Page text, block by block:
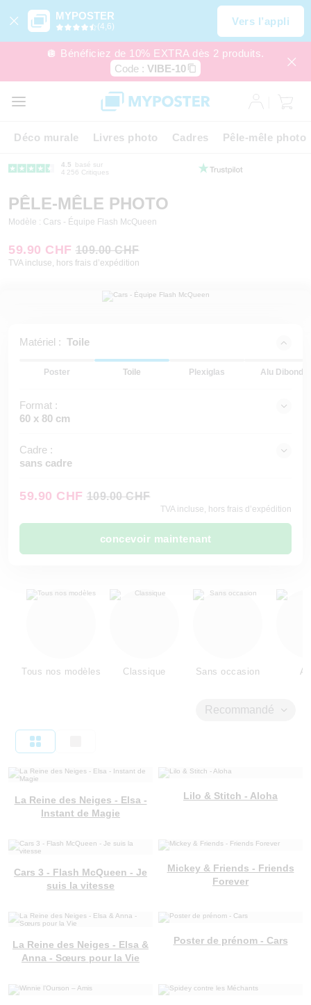
MYPOSTER
(4,6) Vers l’appli
🪩 Bénéficiez de 10% EXTRA dès 2 produits.
Code : VIBE-10
Déco murale Livres photo Cadres Pêle-mêle photo
4.5
basé sur
4 256 Critiques
PÊLE-MÊLE PHOTO
Modèle : Cars - Équipe Flash McQueen
59.90 CHF 109.00 CHF
TVA incluse, hors frais d’expédition
Matériel : Toile
Poster Toile Plexiglas Alu Dibond
Format :
60 x 80 cm
Cadre :
sans cadre
59.90 CHF 109.00 CHF
TVA incluse, hors frais d’expédition
concevoir maintenant
Tous nos modèles Classique Sans occasion
Recommandé
La Reine des Neiges - Elsa -
Instant de Magie
Lilo & Stitch - Aloha
Cars 3 - Flash McQueen - Je
suis la vitesse
Mickey & Friends - Friends
Forever
La Reine des Neiges - Elsa &
Anna - Sœurs pour la Vie
Poster de prénom - Cars